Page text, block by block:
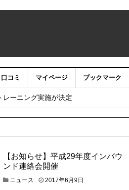
口コミ マイページ ブックマーク
タ」
レーニング実施が決定
【お知らせ】平成29年度インバウ
ンド連絡会開催
ニュース 2017年6月9日